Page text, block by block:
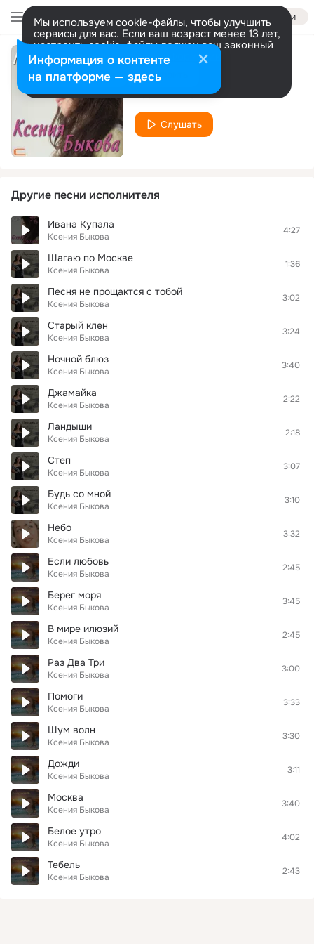
Войти
Мы используем cookie-файлы, чтобы улучшить
сервисы для вас. Если ваш возраст менее 13 лет,
настроить cookie-файлы должен ваш законный
представитель. Больше информации
Разрешить все Настроить
Сон
Ксения Быкова
Слушать
Другие песни исполнителя
Ивана Купала
Ксения Быкова
4:27
Шагаю по Москве
Ксения Быкова
1:36
Песня не прощактся с тобой
Ксения Быкова
3:02
Старый клен
Ксения Быкова
3:24
Ночной блюз
Ксения Быкова
3:40
Джамайка
Ксения Быкова
2:22
Ландыши
Ксения Быкова
2:18
Степ
Ксения Быкова
3:07
Будь со мной
Ксения Быкова
3:10
Небо
Ксения Быкова
3:32
Если любовь
Ксения Быкова
2:45
Берег моря
Ксения Быкова
3:45
В мире илюзий
Ксения Быкова
2:45
Раз Два Три
Ксения Быкова
3:00
Помоги
Ксения Быкова
3:33
Шум волн
Ксения Быкова
3:30
Дожди
Ксения Быкова
3:11
Москва
Ксения Быкова
3:40
Белое утро
Ксения Быкова
4:02
Тебель
Ксения Быкова
2:43
Информация о контенте
на платформе — здесь